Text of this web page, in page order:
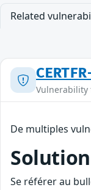
Related
Vulnerability
De multiples
Solution
Se référer au